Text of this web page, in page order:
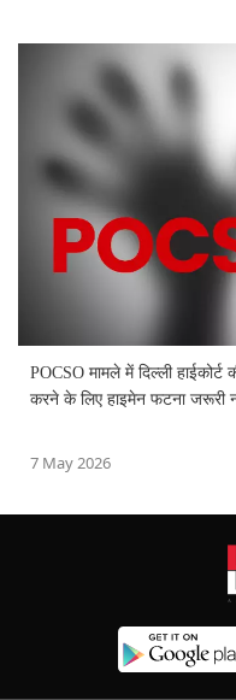
POCSO मामले में दिल्ली
करने के लिए हाइमेन फटना जरूरी
7 May 2026